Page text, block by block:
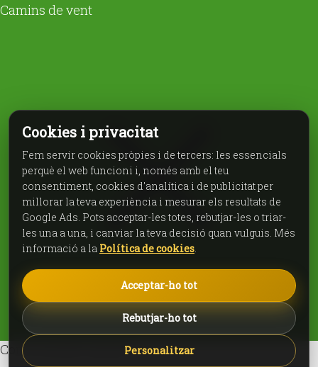
Camins de vent
Com et podem ajudar?
Cookies i privacitat
Fem servir cookies pròpies i de tercers: les essencials
perquè el web funcioni i, només amb el teu
consentiment, cookies d'analítica i de publicitat per
millorar la teva experiència i mesurar els resultats de
Google Ads. Pots acceptar-les totes, rebutjar-les o triar-
les una a una, i canviar la teva decisió quan vulguis. Més
informació a la Política de cookies.
Acceptar-ho tot
Rebutjar-ho tot
Personalitzar